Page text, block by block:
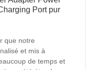
Port pur
que notre
et mis à
de temps et